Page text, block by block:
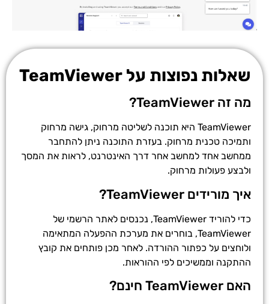
שאלות נפוצות על TeamViewer
מה זה TeamViewer?
TeamViewer היא תוכנה לשליטה מרחוק, גישה מרחוק
ותמיכה טכנית מרחוק. בעזרת התוכנה ניתן להתחבר
ממחשב אחד למחשב אחר דרך האינטרנט, לראות את המסך
ולבצע פעולות מרחוק.
איך מורידים TeamViewer?
כדי להוריד TeamViewer, נכנסים לאתר הרשמי של
TeamViewer, בוחרים את מערכת ההפעלה המתאימה
ולוחצים על כפתור ההורדה. לאחר מכן פותחים את קובץ
ההתקנה וממשיכים לפי ההוראות.
האם TeamViewer חינם?